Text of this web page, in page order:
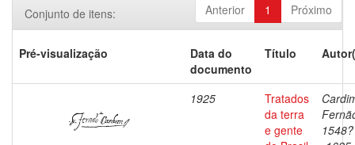
Anterior 1 Próximo
Conjunto de itens:
Pré-visualização
Data do
documento
Título
1925
Tratados
da terra
e gente
1548?